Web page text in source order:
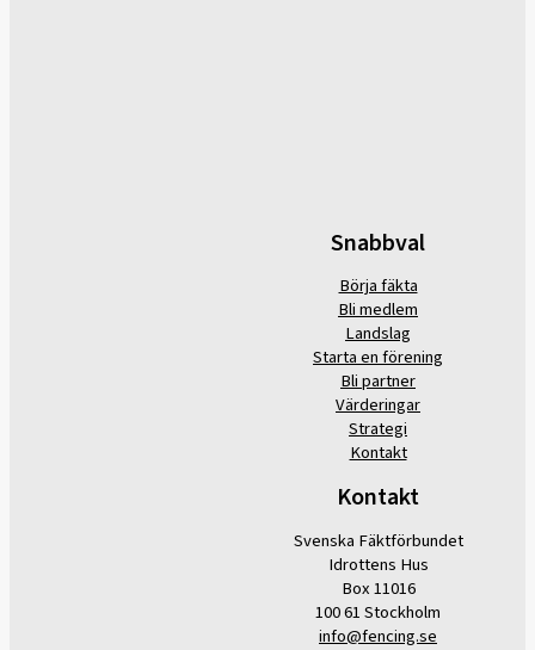
Snabbval
Börja fäkta
Bli medlem
Landslag
Starta en förening
Bli partner
Värderingar
Strategi
Kontakt
Kontakt
Svenska Fäktförbundet
Idrottens Hus
Box 11016
100 61 Stockholm
info@fencing.se